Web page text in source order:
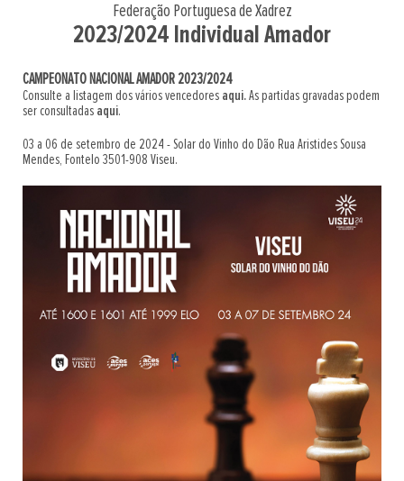
Federação Portuguesa de Xadrez
2023/2024 Individual Amador
CAMPEONATO NACIONAL AMADOR 2023/2024
Consulte a listagem dos vários vencedores aqui.As partidas gravadas podem
ser consultadas aqui.
03 a 06 de setembro de 2024 - Solar do Vinho do Dão Rua Aristides Sousa
Mendes, Fontelo 3501-908 Viseu.